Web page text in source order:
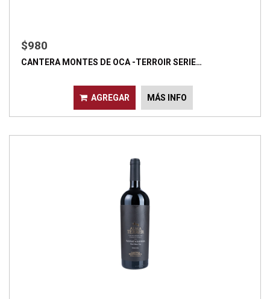
$980
CANTERA MONTES DE OCA -TERROIR SERIE…
AGREGAR MÁS INFO